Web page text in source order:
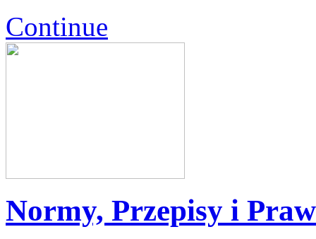
Continue
Normy, Przepisy i